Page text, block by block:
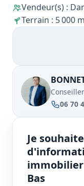
Vendeur(s) :
Terrain : 5 000
06 70
Je
immobilier
Bas